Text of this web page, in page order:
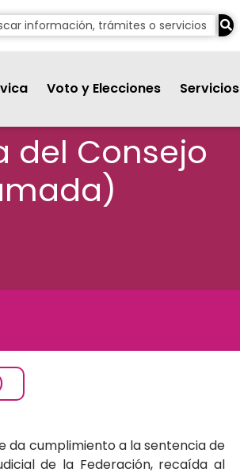
Voto y Elecciones Servicios
del Consejo
da cumplimiento a la sentencia de
de la Federación, recaída al